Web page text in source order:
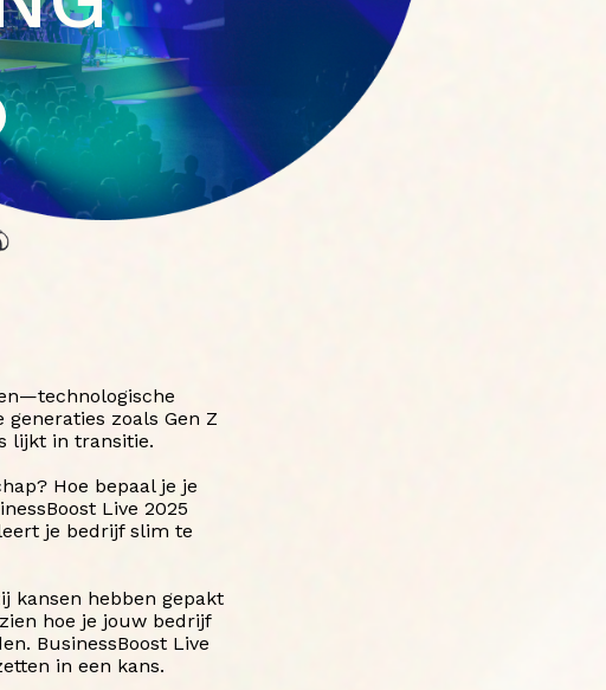
zoals Gen Z
lijkt in transitie.
Hoe bepaal je je
Live 2025
je bedrijf slim te
kansen hebben gepakt
hoe je jouw bedrijf
BusinessBoost Live
in een kans.